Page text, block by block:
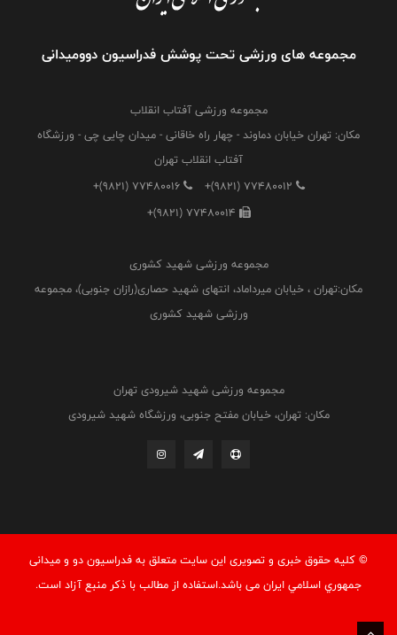
مجموعه های ورزشی تحت پوشش فدراسیون دوومیدانی
مجموعه ورزشی آفتاب انقلاب
مکان: تهران خیابان دماوند - چهار راه خاقانی - میدان چایی چی - ورزشگاه
آفتاب انقلاب تهران
+(9821) 77480012
+(9821) 77480016
+(9821) 77480014
مجموعه ورزشی شهید کشوری
مکان:تهران ، خیابان میرداماد، انتهای شهید حصاری(رازان جنوبی)، مجموعه
ورزشی شهید کشوری
مجموعه ورزشی شهید شیرودی تهران
مکان: تهران، خیابان مفتح جنوبی، ورزشگاه شهید شیرودی
© کليه حقوق خبری و تصويری اين سايت متعلق به فدراسيون دو و میدانی
جمهوري اسلامي ايران می باشد.استفاده از مطالب با ذكر منبع آزاد است.